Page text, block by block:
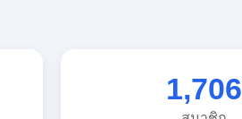
1,706
สมาชิก